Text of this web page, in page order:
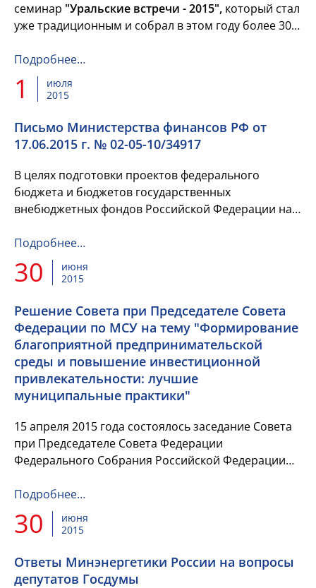
семинар "Уральские встречи - 2015", который стал
уже традиционным и собрал в этом году более 300
семинара...
Подробнее…
1
июля
2015
Письмо Министерства финансов РФ от
17.06.2015 г. № 02-05-10/34917
В целях подготовки проектов федерального
бюджета и бюджетов государственных
внебюджетных фондов Российской Федерации на
Министерство финансов Российской...
Подробнее…
30
июня
2015
Решение Совета при Председателе Совета
Федерации по МСУ на тему "Формирование
благоприятной предпринимательской
среды и повышение инвестиционной
привлекательности: лучшие
муниципальные практики"
15 апреля 2015 года состоялось заседание Совета
при Председателе Совета Федерации
Федерального Собрания Российской Федерации
"Формирование благоприятной
предпринимательской...
Подробнее…
30
июня
2015
Ответы Минэнергетики России на вопросы
депутатов Госдумы